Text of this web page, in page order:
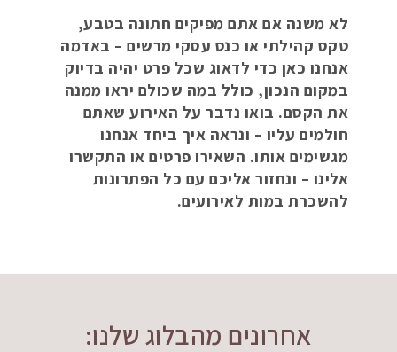
לא משנה אם אתם מפיקים חתונה בטבע,
טקס קהילתי או כנס עסקי מרשים – באדמה
אנחנו כאן כדי לדאוג שכל פרט יהיה בדיוק
במקום הנכון, כולל במה שכולם יראו ממנה
את הקסם. בואו נדבר על האירוע שאתם
חולמים עליו – ונראה איך ביחד אנחנו
מגשימים אותו. השאירו פרטים או התקשרו
אלינו – ונחזור אליכם עם כל הפתרונות
להשכרת במות לאירועים.
אחרונים מהבלוג שלנו: